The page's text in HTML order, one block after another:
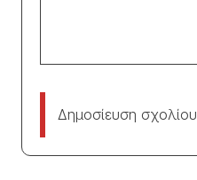
Δημοσίευση σχολίου